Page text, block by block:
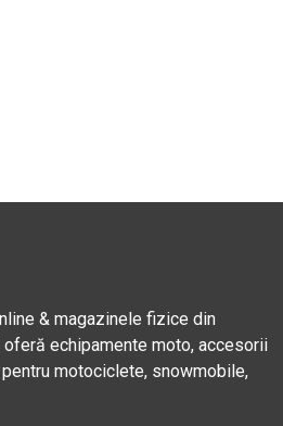
& magazinele fizice din
echipamente moto, accesorii
motociclete, snowmobile,